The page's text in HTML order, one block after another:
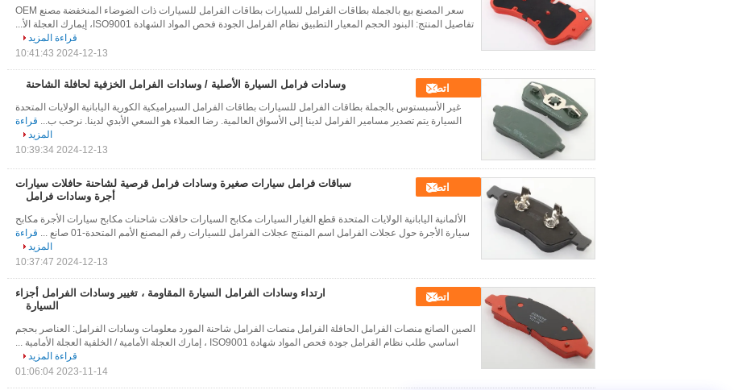
سعر المصنع بيع بالجملة بطاقات الفرامل للسيارات بطاقات الفرامل للسيارات ذات الضوضاء المنخفضة مصنع OEM
تفاصيل المنتج: البنود الحجم المعيار التطبيق نظام الفرامل الجودة فحص المواد الشهادة ISO9001، إيمارك العجلة الأ...
قراءة المزيد
2024-12-13 10:41:43
وسادات فرامل السيارة الأصلية / وسادات الفرامل الخزفية لحافلة الشاحنة اتصل
غير الأسبستوس بالجملة بطاقات الفرامل للسيارات بطاقات الفرامل السيراميكية الكورية اليابانية الولايات المتحدة
السيارة يتم تصدير مسامير الفرامل لدينا إلى الأسواق العالمية. رضا العملاء هو السعي الأبدي لدينا. نرحب ب... قراءة
المزيد
2024-12-13 10:39:34
سباقات فرامل سيارات صغيرة وسادات فرامل قرصية لشاحنة حافلات سيارات
أجرة وسادات فرامل
اتصل
الألمانية اليابانية الولايات المتحدة قطع الغيار السيارات مكابح السيارات حافلات شاحنات مكابح سيارات الأجرة مكابح
سيارة الأجرة حول عجلات الفرامل اسم المنتج عجلات الفرامل للسيارات رقم المصنع الأمم المتحدة-01 صانع ...
قراءة
المزيد
2024-12-13 10:37:47
ارتداء وسادات الفرامل السيارة المقاومة ، تغيير وسادات الفرامل أجزاء
السيارة
اتصل
الصين الصانع منصات الفرامل الحافلة الفرامل منصات الفرامل شاحنة المورد معلومات وسادات الفرامل: العناصر بحجم
اساسي طلب نظام الفرامل جودة فحص المواد شهادة ISO9001 ، إمارك العجلة الأمامية / الخلفية العجلة الأمامية ...
قراءة المزيد
2023-11-14 01:06:04